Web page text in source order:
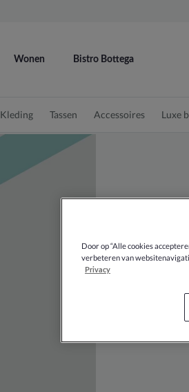
Wonen Bistro Bottega
Kleding Tassen Accessoires Luxe
Door op “Alle cookies
verbeteren van
Privacy